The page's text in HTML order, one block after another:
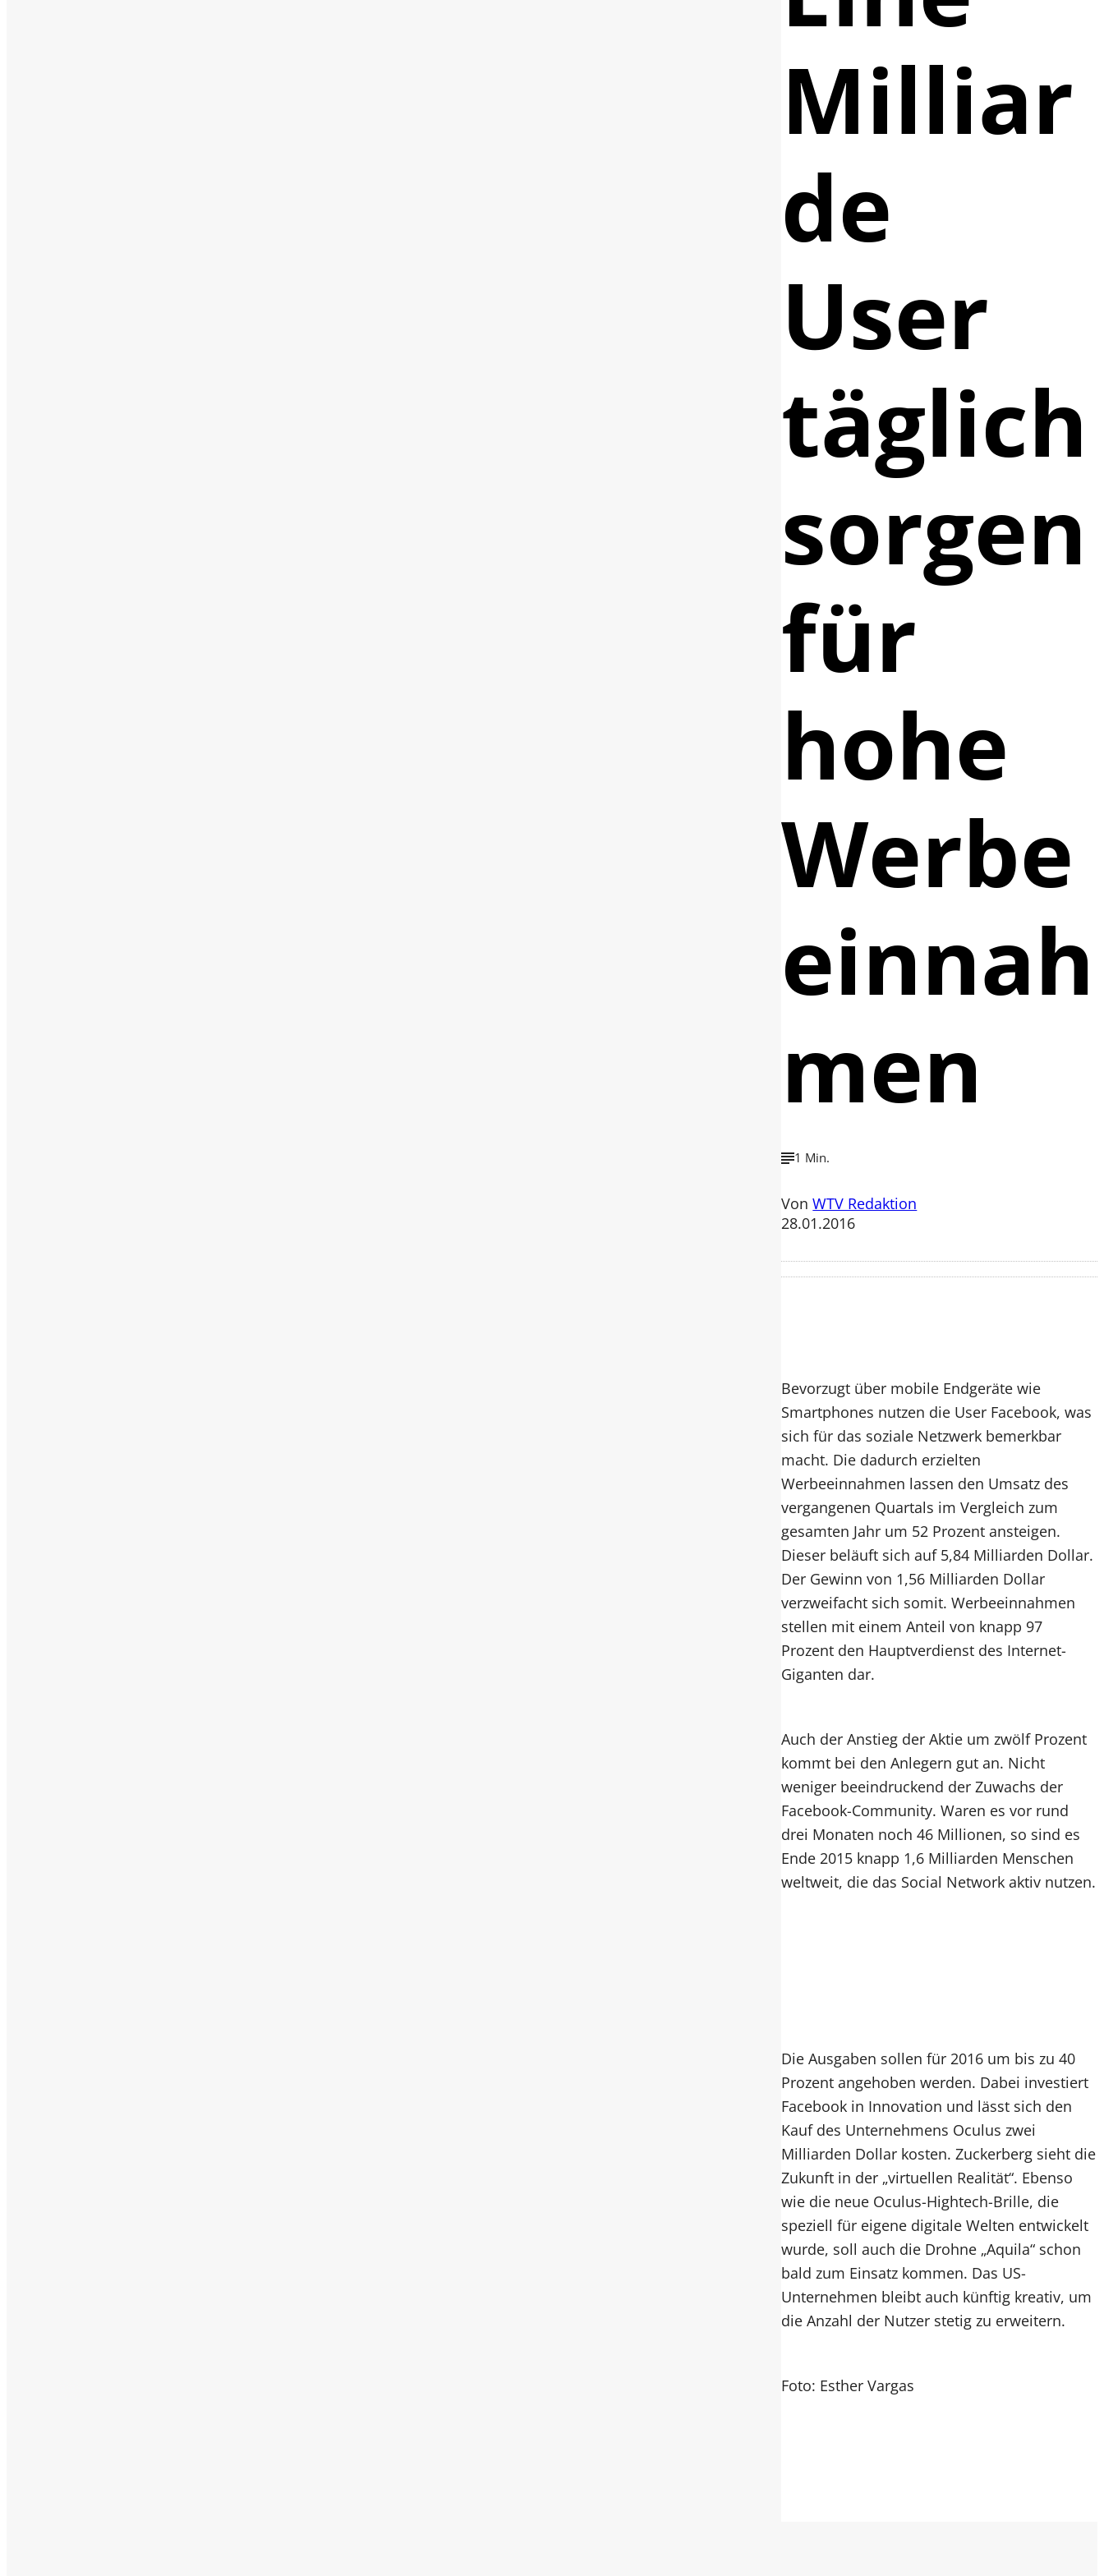
Milliar
de
User
täglich
sorgen
für
hohe
Werbe
einnah
men
1 Min.
VonWTV Redaktion
28.01.2016
Bevorzugt über mobile Endgeräte wie
Smartphones nutzen die User Facebook, was
sich für das soziale Netzwerk bemerkbar
macht. Die dadurch erzielten
Werbeeinnahmen lassen den Umsatz des
vergangenen Quartals im Vergleich zum
gesamten Jahr um 52 Prozent ansteigen.
Dieser beläuft sich auf 5,84 Milliarden Dollar.
Der Gewinn von 1,56 Milliarden Dollar
verzweifacht sich somit. Werbeeinnahmen
stellen mit einem Anteil von knapp 97
Prozent den Hauptverdienst des Internet-
Giganten dar.
Auch der Anstieg der Aktie um zwölf Prozent
kommt bei den Anlegern gut an. Nicht
weniger beeindruckend der Zuwachs der
Facebook-Community. Waren es vor rund
drei Monaten noch 46 Millionen, so sind es
Ende 2015 knapp 1,6 Milliarden Menschen
weltweit, die das Social Network aktiv nutzen.
Die Ausgaben sollen für 2016 um bis zu 40
Prozent angehoben werden. Dabei investiert
Facebook in Innovation und lässt sich den
Kauf des Unternehmens Oculus zwei
Milliarden Dollar kosten. Zuckerberg sieht die
Zukunft in der „virtuellen Realität“. Ebenso
wie die neue Oculus-Hightech-Brille, die
speziell für eigene digitale Welten entwickelt
wurde, soll auch die Drohne „Aquila“ schon
bald zum Einsatz kommen. Das US-
Unternehmen bleibt auch künftig kreativ, um
die Anzahl der Nutzer stetig zu erweitern.
Foto: Esther Vargas